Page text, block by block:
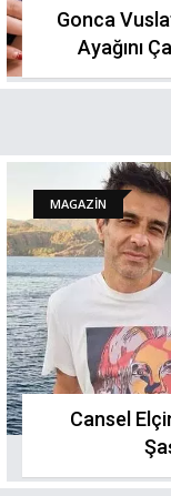
Gonca
Ayağını
MAGAZİN
Cansel